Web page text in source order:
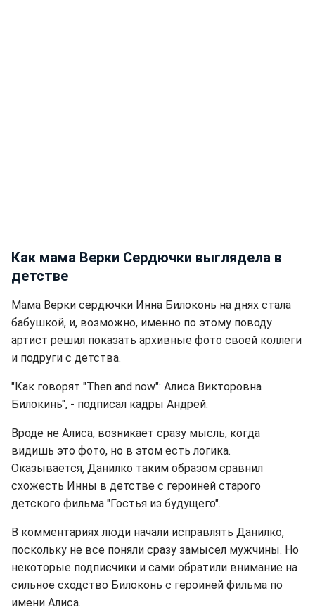
Как мама Верки Сердючки выглядела в
детстве
Мама Верки сердючки Инна Билоконь на днях стала
бабушкой, и, возможно, именно по этому поводу
артист решил показать архивные фото своей коллеги
и подруги с детства.
"Как говорят "Then and now": Алиса Викторовна
Билокинь", - подписал кадры Андрей.
Вроде не Алиса, возникает сразу мысль, когда
видишь это фото, но в этом есть логика.
Оказывается, Данилко таким образом сравнил
схожесть Инны в детстве с героиней старого
детского фильма "Гостья из будущего".
В комментариях люди начали исправлять Данилко,
поскольку не все поняли сразу замысел мужчины. Но
некоторые подписчики и сами обратили внимание на
сильное сходство Билоконь с героиней фильма по
имени Алиса.